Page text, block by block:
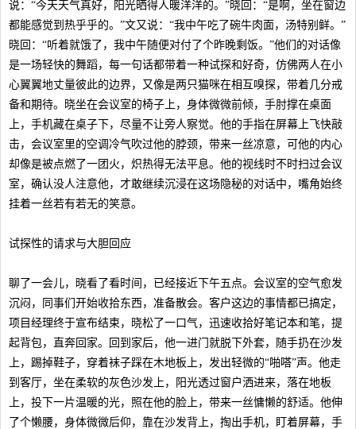
说：“今天天气真好，阳光晒得人暖洋洋的。”晓回：“是啊，坐在窗边
都能感觉到热乎乎的。”文又说：“我中午吃了碗牛肉面，汤特别鲜。”
晓回：“听着就饿了，我中午随便对付了个昨晚剩饭。”他们的对话像
是一场轻快的舞蹈，每一句话都带着一种试探和好奇，仿佛两人在小
心翼翼地丈量彼此的边界，又像是两只猫咪在相互嗅探，带着几分戒
备和期待。晓坐在会议室的椅子上，身体微微前倾，手肘撑在桌面
上，手机藏在桌子下，尽量不让旁人察觉。他的手指在屏幕上飞快敲
击，会议室里的空调冷气吹过他的脖颈，带来一丝凉意，可他的内心
却像是被点燃了一团火，炽热得无法平息。他的视线时不时扫过会议
室，确认没人注意他，才敢继续沉浸在这场隐秘的对话中，嘴角始终
挂着一丝若有若无的笑意。
试探性的请求与大胆回应
聊了一会儿，晓看了看时间，已经接近下午五点。会议室的空气愈发
沉闷，同事们开始收拾东西，准备散会。客户这边的事情都已搞定，
项目经理终于宣布结束，晓松了一口气，迅速收拾好笔记本和笔，提
起背包，直奔回家。回到家后，他一进门就脱下外套，随手扔在沙发
上，踢掉鞋子，穿着袜子踩在木地板上，发出轻微的“啪嗒”声。他走
到客厅，坐在柔软的灰色沙发上，阳光透过窗户洒进来，落在地板
上，投下一片温暖的光，照在他的脸上，带来一丝慵懒的舒适。他伸
了个懒腰，身体微微后仰，靠在沙发背上，掏出手机，盯着屏幕，手